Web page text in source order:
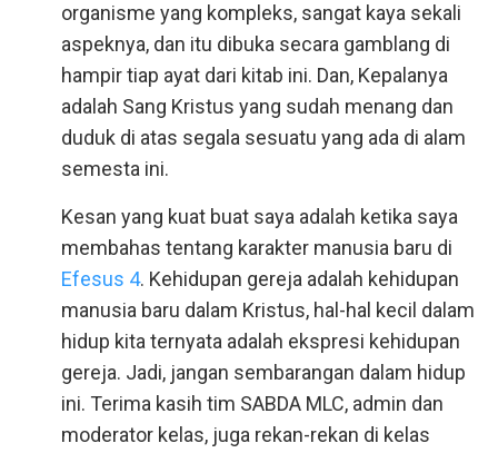
organisme yang kompleks, sangat kaya sekali
aspeknya, dan itu dibuka secara gamblang di
hampir tiap ayat dari kitab ini. Dan, Kepalanya
adalah Sang Kristus yang sudah menang dan
duduk di atas segala sesuatu yang ada di alam
semesta ini.
Kesan yang kuat buat saya adalah ketika saya
membahas tentang karakter manusia baru di
Efesus 4. Kehidupan gereja adalah kehidupan
manusia baru dalam Kristus, hal-hal kecil dalam
hidup kita ternyata adalah ekspresi kehidupan
gereja. Jadi, jangan sembarangan dalam hidup
ini. Terima kasih tim SABDA MLC, admin dan
moderator kelas, juga rekan-rekan di kelas